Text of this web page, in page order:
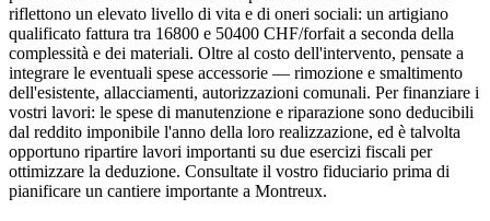
riflettono un elevato livello di vita e di oneri sociali: un artigiano
qualificato fattura tra 16800 e 50400 CHF/forfait a seconda della
complessità e dei materiali. Oltre al costo dell'intervento, pensate a
integrare le eventuali spese accessorie — rimozione e smaltimento
dell'esistente, allacciamenti, autorizzazioni comunali. Per finanziare i
vostri lavori: le spese di manutenzione e riparazione sono deducibili
dal reddito imponibile l'anno della loro realizzazione, ed è talvolta
opportuno ripartire lavori importanti su due esercizi fiscali per
ottimizzare la deduzione. Consultate il vostro fiduciario prima di
pianificare un cantiere importante a Montreux.